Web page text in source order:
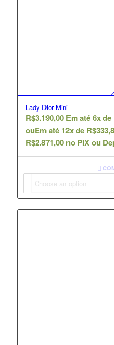
Lady Dior Mini
R$3.190,00 Em até 6x de
ouEm até 12x de R$
R$2.871,00 no PIX ou